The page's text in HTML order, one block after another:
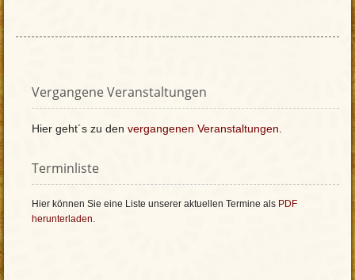
Vergangene Veranstaltungen
Hier geht´s zu den vergangenen Veranstaltungen.
Terminliste
Hier können Sie eine Liste unserer aktuellen Termine als PDF
herunterladen.